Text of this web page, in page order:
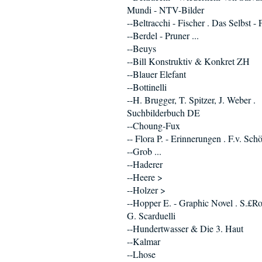
Mundi - NTV-Bilder
--Beltracchi - Fischer . Das Selbst -
--Berdel - Pruner ...
--Beuys
--Bill Konstruktiv & Konkret ZH
--Blauer Elefant
--Bottinelli
--H. Brugger, T. Spitzer, J. Weber .
Suchbilderbuch DE
--Choung-Fux
-- Flora P. - Erinnerungen . F.v.
--Grob ...
--Haderer
--Heere >
--Holzer >
--Hopper E. - Graphic Novel .
G. Scarduelli
--Hundertwasser & Die 3. Haut
--Kalmar
--Lhose